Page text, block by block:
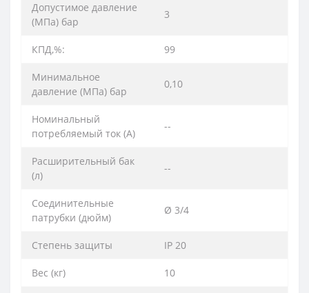
Допустимое давление
(МПа) бар
3
КПД,%: 99
Минимальное
давление (МПа) бар
0,10
Номинальный
потребляемый ток (A)
--
Расширительный бак
(л)
--
Соединительные
патрубки (дюйм)
Ø 3/4
Степень защиты IP 20
Вес (кг) 10